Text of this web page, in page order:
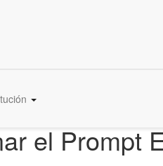
el Prompt